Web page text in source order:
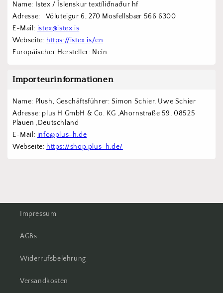
Name: Istex / Íslenskur textíliðnaður hf
Adresse:   Völuteigur 6, 270 Mosfellsbær 566 6300
E-Mail: istex@istex.is
Webseite: https://istex.is/en
Europäischer Hersteller: Nein
Importeurinformationen
Name: Plush, Geschäftsführer: Simon Schier, Uwe Schier
Adresse: plus H GmbH & Co. KG ,Ahornstraße 59, 08525
Plauen ,Deutschland
E-Mail: info@plus-h.de
Webseite: https://shop.plus-h.de/
Impressum
AGBs
Widerrufsbelehrung
Versandkosten